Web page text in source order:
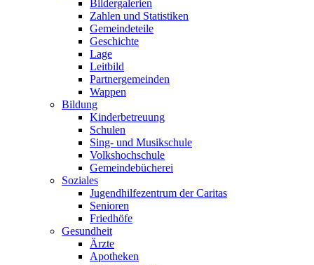
Bildergalerien
Zahlen und Statistiken
Gemeindeteile
Geschichte
Lage
Leitbild
Partnergemeinden
Wappen
Bildung
Kinderbetreuung
Schulen
Sing- und Musikschule
Volkshochschule
Gemeindebücherei
Soziales
Jugendhilfezentrum der Caritas
Senioren
Friedhöfe
Gesundheit
Ärzte
Apotheken